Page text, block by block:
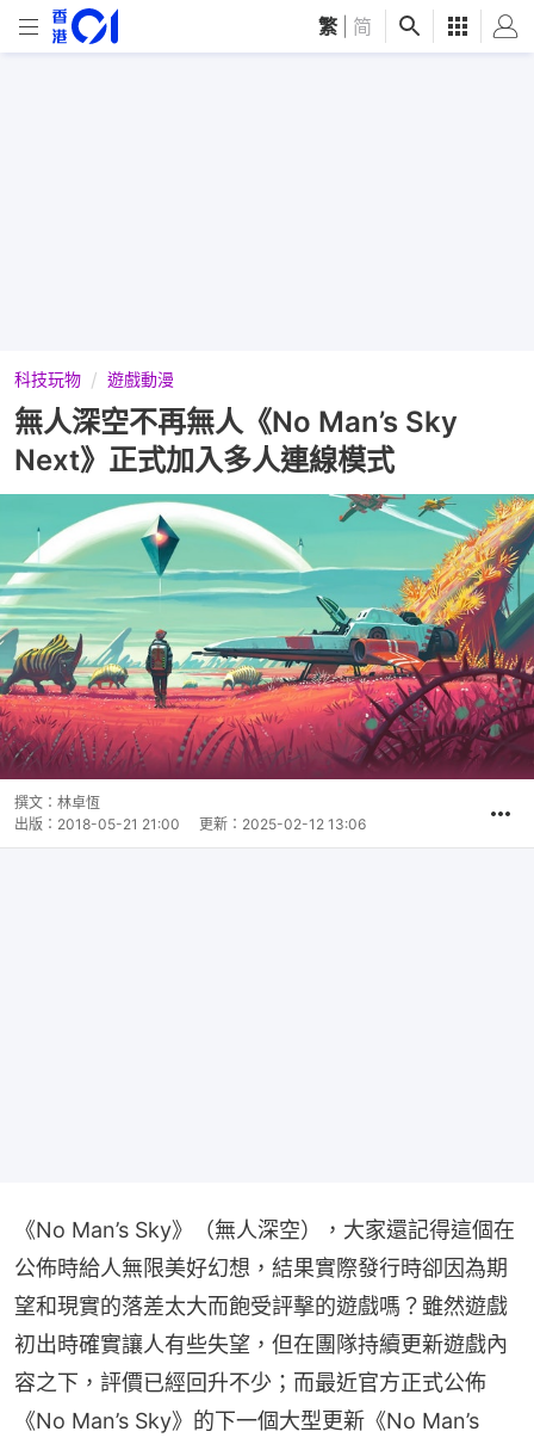
繁 简
科技玩物 遊戲動漫
無人深空不再無人《No Man’s Sky
Next》正式加入多人連線模式
撰文： 林卓恆
出版： 2018-05-21 21:00 更新： 2025-02-12 13:06
《No Man’s Sky》（無人深空），大家還記得這個在
公佈時給人無限美好幻想，結果實際發行時卻因為期
望和現實的落差太大而飽受評擊的遊戲嗎？雖然遊戲
初出時確實讓人有些失望，但在團隊持續更新遊戲內
容之下，評價已經回升不少；而最近官方正式公佈
《No Man’s Sky》的下一個大型更新《No Man’s